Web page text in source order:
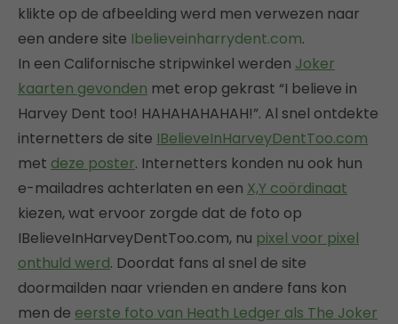
klikte op de afbeelding werd men verwezen naar
een andere site Ibelieveinharrydent.com.
In een Californische stripwinkel werden Joker
kaarten gevonden met erop gekrast “I believe in
Harvey Dent too! HAHAHAHAHAH!”. Al snel ontdekte
internetters de site IBelieveInHarveyDentToo.com
met deze poster. Internetters konden nu ook hun
e-mailadres achterlaten en een X,Y coördinaat
kiezen, wat ervoor zorgde dat de foto op
IBelieveInHarveyDentToo.com, nu pixel voor pixel
onthuld werd. Doordat fans al snel de site
doormailden naar vrienden en andere fans kon
men de eerste foto van Heath Ledger als The Joker